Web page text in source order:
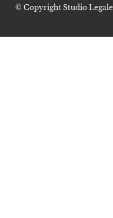
© Copyright Studio Legale